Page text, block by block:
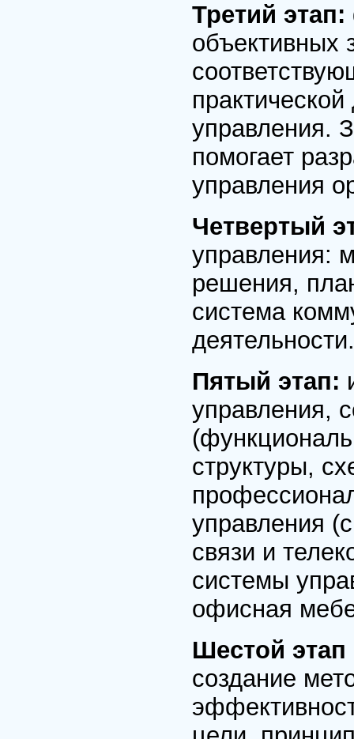
Третий этап:
объективных
управления.
помогает
управления
Четвертый
управления:
решения,
система
деятельности.
Пятый этап:
управления,
структуры,
управления
связи и
системы
офисная
Шестой этап
создание